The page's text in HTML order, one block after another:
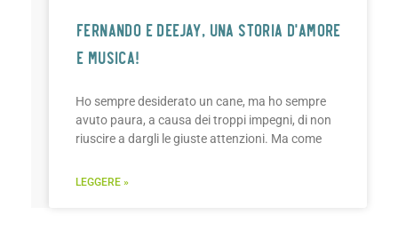
FERNANDO E DEEJAY, UNA STORIA D’AMORE
E MUSICA!
Ho sempre desiderato un cane, ma ho sempre
avuto paura, a causa dei troppi impegni, di non
riuscire a dargli le giuste attenzioni. Ma come
LEGGERE »